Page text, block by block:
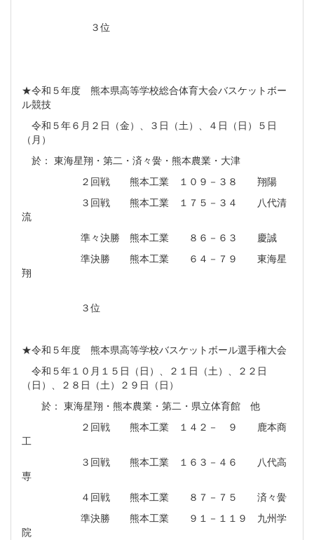
３位
★令和５年度 熊本県高等学校総合体育大会バスケットボー
ル競技
令和５年６月２日（金）、３日（土）、４日（日）５日
（月）
於： 東海星翔・第二・済々黌・熊本農業・大津
２回戦 熊本工業 １０９－３８ 翔陽
３回戦 熊本工業 １７５－３４ 八代清
流
準々決勝 熊本工業 ８６－６３ 慶誠
準決勝 熊本工業 ６４－７９ 東海星
翔
３位
★令和５年度 熊本県高等学校バスケットボール選手権大会
令和５年１０月１５日（日）、２１日（土）、２２日
（日）、２８日（土）２９日（日）
於： 東海星翔・熊本農業・第二・県立体育館 他
２回戦 熊本工業 １４２－ ９ 鹿本商
工
３回戦 熊本工業 １６３－４６ 八代高
専
４回戦 熊本工業 ８７－７５ 済々黌
準決勝 熊本工業 ９１－１１９ 九州学
院